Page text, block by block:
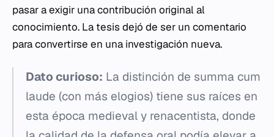
pasar a exigir una contribución original al
conocimiento. La tesis dejó de ser un comentario
para convertirse en una investigación nueva.
Dato curioso: La distinción de summa cum
laude (con más elogios) tiene sus raíces en
esta época medieval y renacentista, donde